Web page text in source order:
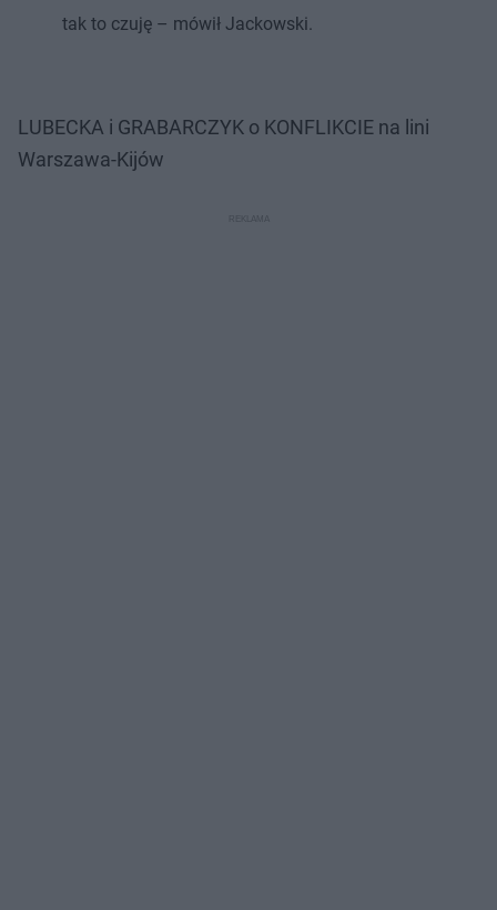
tak to czuję – mówił Jackowski.
LUBECKA i GRABARCZYK o KONFLIKCIE na lini
Warszawa-Kijów